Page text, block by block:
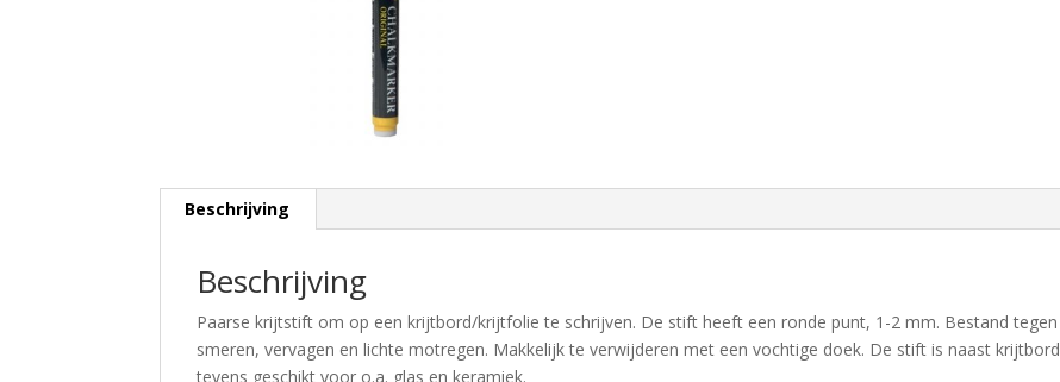
Beschrijving
Beschrijving
Paarse krijtstift om op een krijtbord/krijtfolie te schrijven. De stift heeft een ronde punt, 1-2 mm. Bestand tegen
smeren, vervagen en lichte motregen. Makkelijk te verwijderen met een vochtige doek. De stift is naast krijtbord
tevens geschikt voor o.a. glas en keramiek.